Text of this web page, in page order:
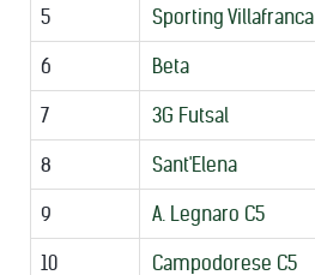
5 Sporting Villafranca
6 Beta
7 3G Futsal
8 Sant'Elena
9 A. Legnaro C5
10 Campodorese C5